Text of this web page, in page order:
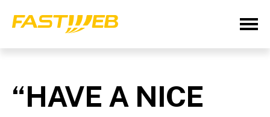
“HAVE A NICE